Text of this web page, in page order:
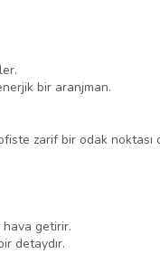
bir aranjman.
zarif bir odak noktası
getirir.
detaydır.